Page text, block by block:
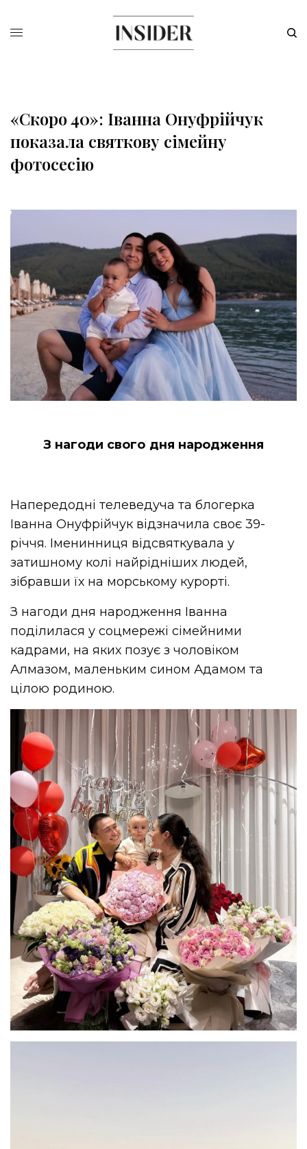
«Скоро 40»: Іванна Онуфрійчук
показала святкову сімейну
фотосесію
З нагоди свого дня народження
Напередодні телеведуча та блогерка
Іванна Онуфрійчук відзначила своє 39-
річчя. Іменинниця відсвяткувала у
затишному колі найрідніших людей,
зібравши їх на морському курорті.
З нагоди дня народження Іванна
поділилася у соцмережі сімейними
кадрами, на яких позує з чоловіком
Алмазом, маленьким сином Адамом та
цілою родиною.